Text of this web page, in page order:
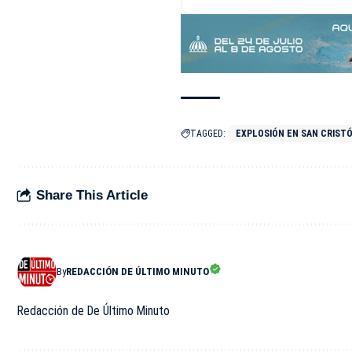
TAGGED: EXPLOSIÓN EN SAN
Share This Article
ByREDACCIÓN DE ÚLTIMO MINUTO
Redacción de De Último Minuto